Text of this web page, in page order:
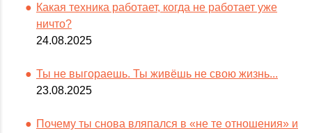
Какая техника работает, когда не работает уже
ничто?
24.08.2025
Ты не выгораешь. Ты живёшь не свою жизнь...
23.08.2025
Почему ты снова вляпался в «не те отношения» и